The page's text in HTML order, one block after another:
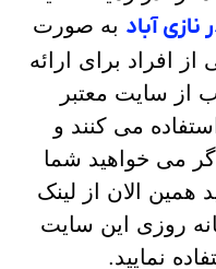
نازی آباد به صورت
افراد برای ارائه
از سایت معتبر
می کنند و
می خواهید شما
همین الان از لینک
روزی این سایت
نمایید.